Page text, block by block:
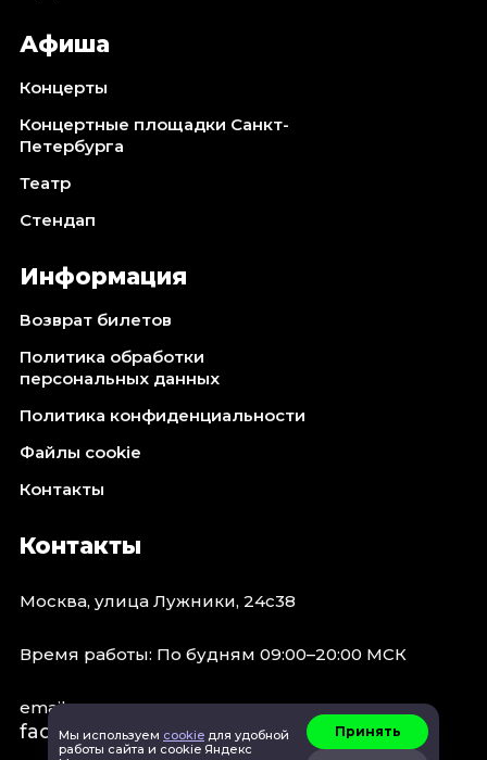
Афиша
Концерты
Концертные площадки Санкт-
Петербурга
Театр
Стендап
Информация
Возврат билетов
Политика обработки
персональных данных
Политика конфиденциальности
Файлы cookie
Контакты
Контакты
Москва, улица Лужники, 24с38
Время работы: По будням 09:00–20:00 МСК
email:
faq@spb.events
Мы используем cookie для удобной
работы сайта и cookie Яндекс
Принять